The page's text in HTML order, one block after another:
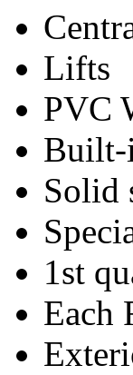
Lifts
PVC
Built-
Solid
1st
Each